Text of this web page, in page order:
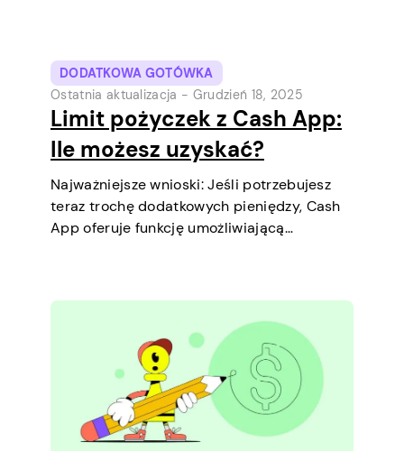
DODATKOWA GOTÓWKA
Ostatnia aktualizacja - Grudzień 18, 2025
Limit pożyczek z Cash App:
Ile możesz uzyskać?
Najważniejsze wnioski: Jeśli potrzebujesz
teraz trochę dodatkowych pieniędzy, Cash
App oferuje funkcję umożliwiającą
jak działa pożyczka oraz co możesz zrobić,